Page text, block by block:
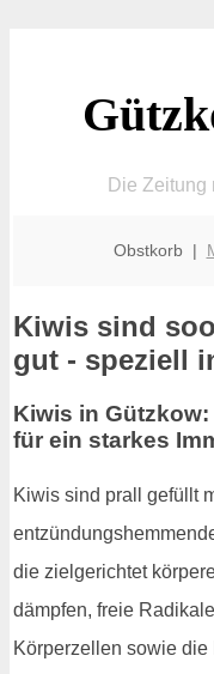
Die Zeitung
Obstkorb |
Kiwis sind
gut - speziell
Kiwis in
für ein starkes
Kiwis sind prall gefüllt
die zielgerichtet
dämpfen, freie
Körperzellen sowie